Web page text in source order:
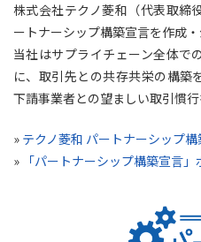
株式会社テクノ菱和（代表取
ートナーシップ構築宣言を作成・
当社はサプライチェーン全体で
に、取引先との共存共栄の構築
下請事業者との望ましい取引慣行
» テクノ菱和 パートナーシップ
» 「パートナーシップ構築宣言